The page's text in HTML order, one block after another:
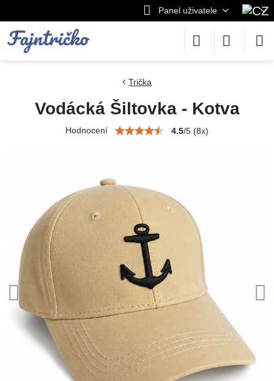
Panel uživatele
Trička
Vodácká Šiltovka - Kotva
Hodnocení 4.5/5 (8x)